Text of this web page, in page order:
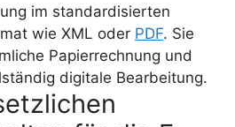
im standardisierten
wie XML oder PDF. Sie
Papierrechnung und
digitale Bearbeitung.